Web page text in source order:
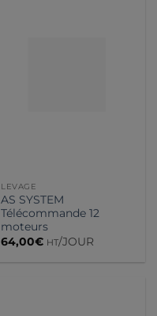
LEVAGE
AS SYSTEM
Télécommande 12
moteurs
64,00€ HT/JOUR